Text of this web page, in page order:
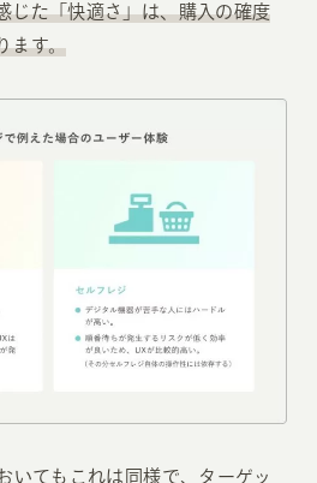
じた「快適さ」は、購入の確度
ます。
いてもこれは同様で、ターゲッ